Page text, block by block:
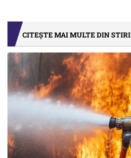
CITEȘTE MAI MULTE DIN STIRI